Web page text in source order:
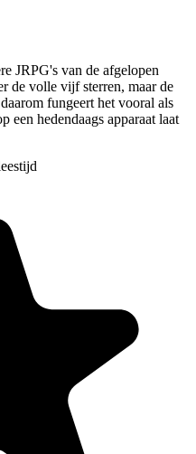
JRPG's van de afgelopen
de volle vijf sterren, maar de
fungeert het vooral als
een hedendaags apparaat laat